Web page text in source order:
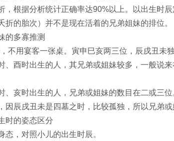
，根据分析统计正确率达90%以上。以出生时
折的胎次）并不是现在活着的兄弟姐妹的排位。
的多寡推测
不用宴客一张桌。寅申巳亥两三位，辰戌丑未
、酉时出生的人，其兄弟或姐妹较多，一般说
、亥时出生的人，兄弟或姐妹的数目在二或三位
因辰戌丑未是四墓之时，比较孤独，所以兄弟或
时的姿态区分
态，对照小儿的出生时辰。